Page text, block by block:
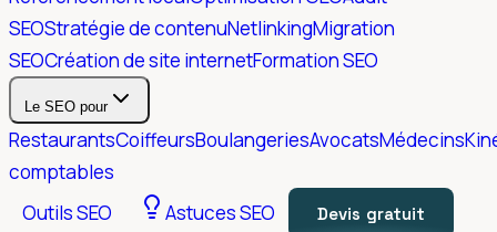
SEOStratégie de contenuNetlinkingMigration
SEOCréation de site internetFormation SEO
Le SEO pour
RestaurantsCoiffeursBoulangeriesAvocatsMédecins
comptables
Outils SEO
Astuces SEO Devis gratuit